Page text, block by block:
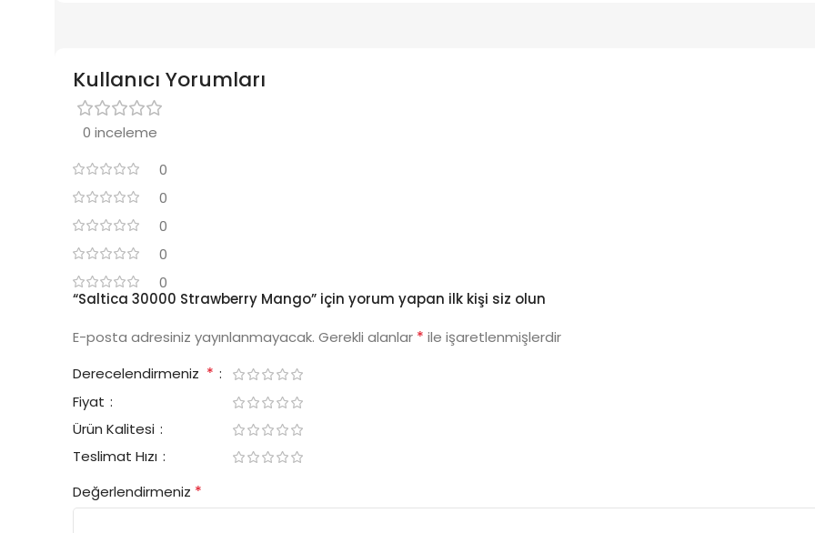
Kullanıcı Yorumları
0 inceleme
0
0
0
0
0
“Saltica 30000 Strawberry Mango” için yorum yapan ilk kişi siz olun
E-posta adresiniz yayınlanmayacak. Gerekli alanlar * ile işaretlenmişlerdir
Derecelendirmeniz *
Fiyat
Ürün Kalitesi
Teslimat Hızı
Değerlendirmeniz *